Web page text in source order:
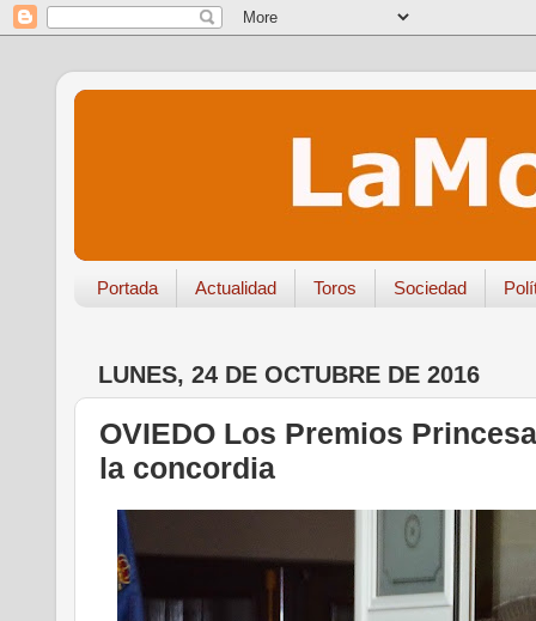
Portada Actualidad Toros Sociedad
LUNES, 24 DE OCTUBRE DE 2016
OVIEDO Los Premios
la concordia